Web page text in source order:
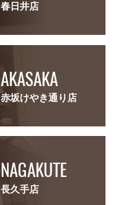
春日井店
AKASAKA
赤坂けやき通り店
NAGAKUTE
長久手店